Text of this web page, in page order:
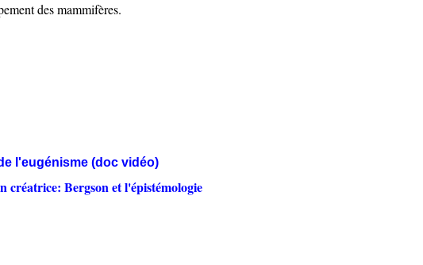
des mammifères.
l'eugénisme (doc vidéo)
créatrice: Bergson et l'épistémologie